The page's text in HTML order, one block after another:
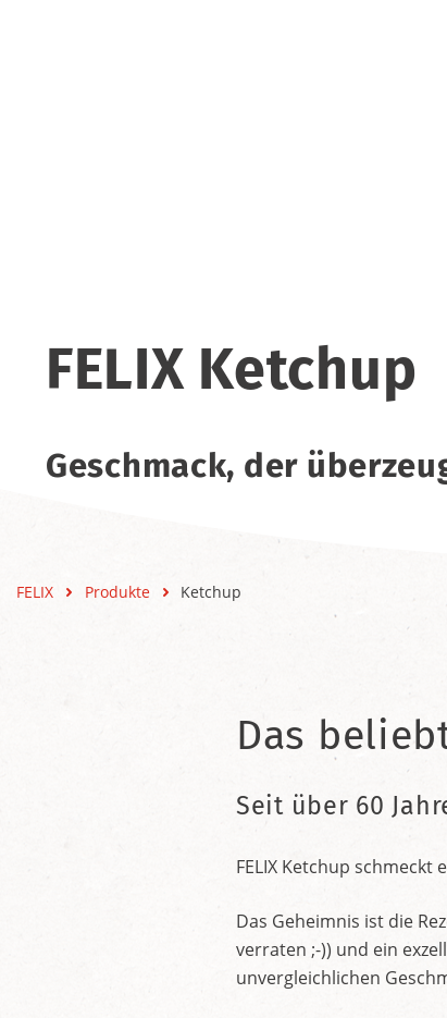
FELIX Ketchup
Geschmack, der
FELIX Produkte Ketchup
Das
Seit über 60
FELIX Ketchup
Das Geheimnis ist die
verraten ;-)) und ein
unvergleichlichen